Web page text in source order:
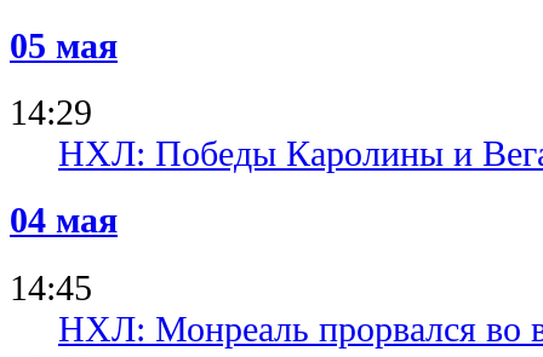
05 мая
14:29
НХЛ: Победы Каролины и
04 мая
14:45
НХЛ: Монреаль прорвался во